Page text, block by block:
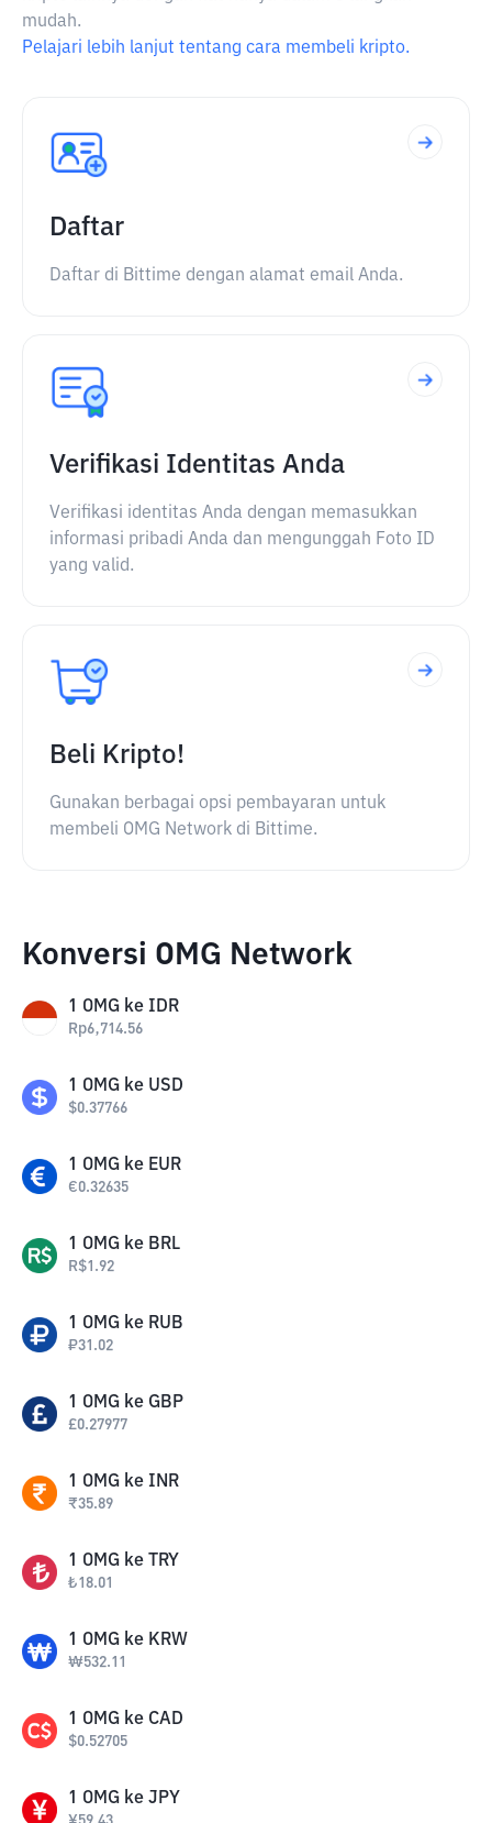
mudah.
Pelajari lebih lanjut tentang cara membeli kripto.
Daftar
Daftar di Bittime dengan alamat email Anda.
Verifikasi Identitas Anda
Verifikasi identitas Anda dengan memasukkan
informasi pribadi Anda dan mengunggah Foto ID
yang valid.
Beli Kripto!
Gunakan berbagai opsi pembayaran untuk
membeli OMG Network di Bittime.
Konversi OMG Network
1 OMG ke IDR
Rp6,714.56
1 OMG ke USD
$0.37766
1 OMG ke EUR
€0.32635
1 OMG ke BRL
R$1.92
1 OMG ke RUB
₽31.02
1 OMG ke GBP
£0.27977
1 OMG ke INR
₹35.89
1 OMG ke TRY
₺18.01
1 OMG ke KRW
₩532.11
1 OMG ke CAD
$0.52705
1 OMG ke JPY